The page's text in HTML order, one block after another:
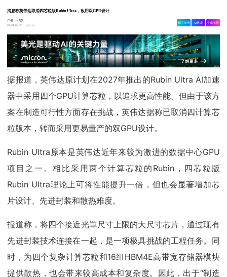
消息称英伟达取消四芯粒版Rubin Ultra，改用双GPU设计
作者：张杰
07-01 09:36
1.4w
相关舆情 AI解读 生成海报
据报道，英伟达原计划在2027年推出的Rubin Ultra AI加速
器中采用四个GPU计算芯粒，以追求更高性能。但由于该方
案在制造可行性方面存在挑战，英伟达据称已取消四计算芯
粒版本，转而采用更易量产的双GPU设计。
Rubin Ultra原本是英伟达近年来较为激进的数据中心GPU
项目之一。相比采用两个计算芯粒的Rubin，四芯粒版
Rubin Ultra理论上可将性能提升一倍，但也会显著增加芯
片设计、先进封装和散热难度。
报道称，将四个接近光罩尺寸上限的大尺寸芯片，通过现有
先进封装技术连接在一起，是一项极具挑战的工程任务。同
时，为四个复杂计算芯粒和16组HBM4E高带宽存储器模块
提供散热，也会带来较高成本和复杂度。因此，出于“制造